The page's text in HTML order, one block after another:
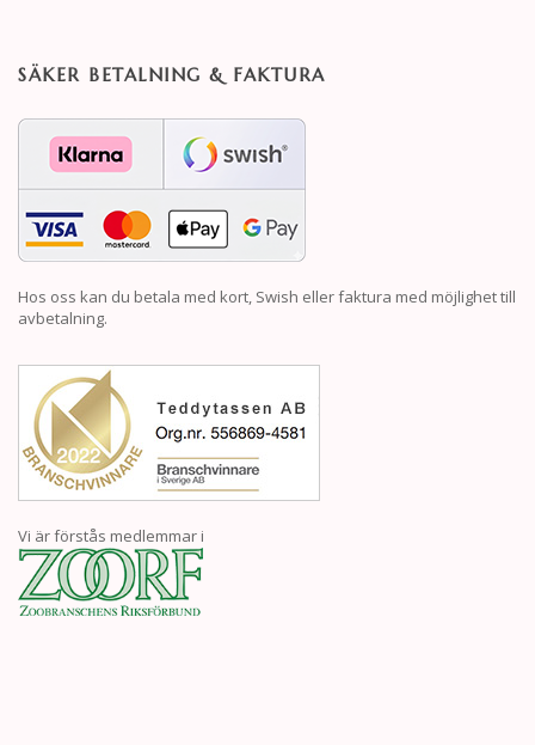
SÄKER BETALNING & FAKTURA
Hos oss kan du betala med kort, Swish eller faktura med möjlighet till
avbetalning.
Vi är förstås medlemmar i